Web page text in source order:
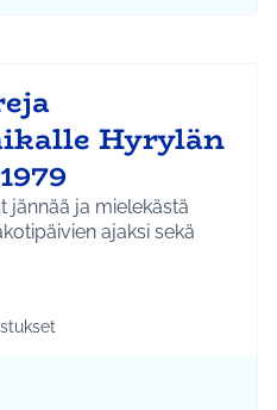
Hyrylän
jännää ja mielekästä
ajaksi sekä
Hyrylä
mukaan: Liikunta ja